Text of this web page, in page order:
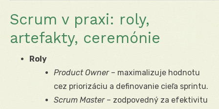
Scrum v praxi: roly,
artefakty, ceremónie
Roly
Product Owner– maximalizuje hodnotu
cez priorizáciu a definovanie cieľa sprintu.
Scrum Master– zodpovedný za efektivitu